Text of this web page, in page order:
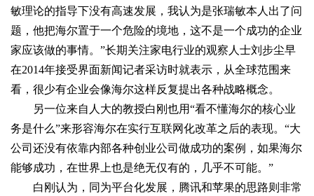
敏理论的指导下没有高速发展，我认为是张瑞敏本人出了问
题，他把海尔置于一个危险的境地，这不是一个成功的企业
家应该做的事情。”长期关注家电行业的观察人士刘步尘早
在2014年接受界面新闻记者采访时就表示，从全球范围来
看，很少有企业会像海尔这样反复提出各种战略概念。
另一位来自人大的教授白刚也用“看不懂海尔的核心业
务是什么”来形容海尔在实行互联网化改革之后的表现。“大
公司还没有依靠内部各种创业公司做成功的案例，如果海尔
能够成功，在世界上也是绝无仅有的，几乎不可能。”
白刚认为，同为平台化发展，腾讯和苹果的思路则非常